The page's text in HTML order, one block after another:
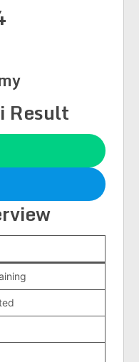
Result